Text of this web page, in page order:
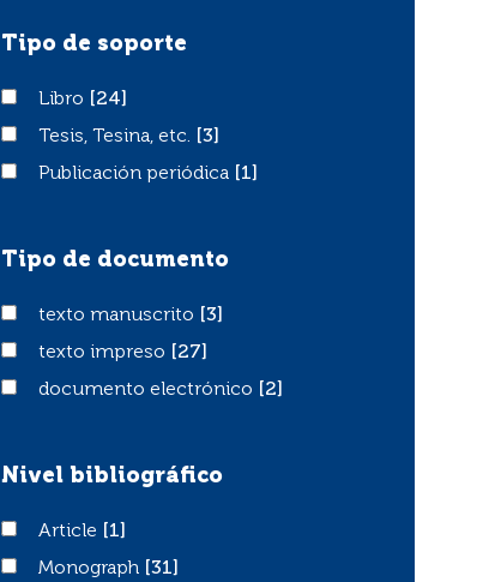
Tipo de soporte
LibroLibro
[24]
Tesis, Tesina, etc.
Tesis, Tesina, etc.
[3]
Publicación periódica
Publicación periódica [1]
Tipo de documento
texto manuscrito
texto manuscrito
[3]
texto impreso
texto impreso
[27]
documento electrónico
documento electrónico [2]
Nivel bibliográfico
ArticleArticle
[1]
Monograph
Monograph [31]